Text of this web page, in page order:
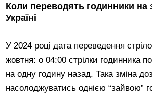
Коли переводять годинники на
Україні
У 2024 році дата переведення
жовтня: о 04:00 стрілки годинника
на одну годину назад. Така зміна
насолоджуватись однією “зайвою”